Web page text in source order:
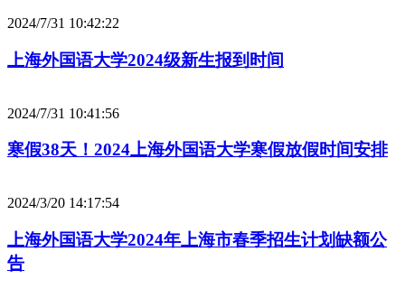
2024/7/31 10:42:22
上海外国语大学2024级新生报到时间
2024/7/31 10:41:56
寒假38天！2024上海外国语大学寒假放假时间安排
2024/3/20 14:17:54
上海外国语大学2024年上海市春季招生计划缺额公
告